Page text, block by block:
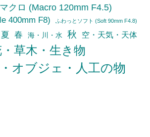
クロ (Macro 120mm F4.5)
400mm F8) ふわっとソフト (Soft 90mm F4.8)
夏 春 海・川・水 秋 空・天気・天体
草木・生き物
オブジェ・人工の物